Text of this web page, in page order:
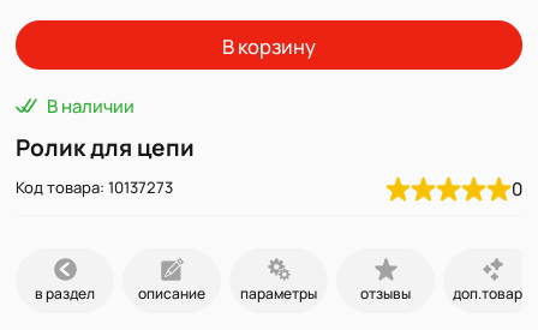
В корзину
В наличии
Ролик для цепи
Код товара: 10137273 0
в раздел описание параметры отзывы доп.товары